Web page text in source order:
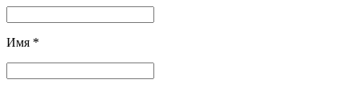
Имя *